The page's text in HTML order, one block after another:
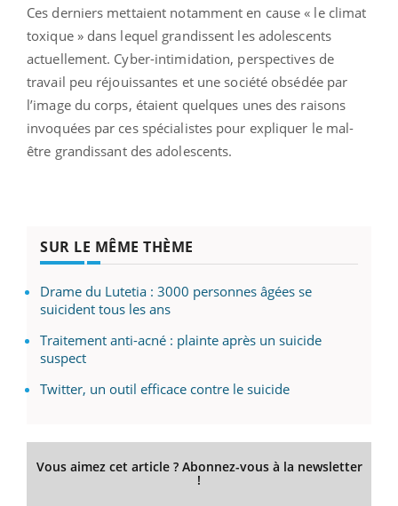
Ces derniers mettaient notamment en cause « le climat
toxique » dans lequel grandissent les adolescents
actuellement. Cyber-intimidation, perspectives de
travail peu réjouissantes et une société obsédée par
l’image du corps, étaient quelques unes des raisons
invoquées par ces spécialistes pour expliquer le mal-
être grandissant des adolescents.
SUR LE MÊME THÈME
Drame du Lutetia : 3000 personnes âgées se
suicident tous les ans
Traitement anti-acné : plainte après un suicide
suspect
Twitter, un outil efficace contre le suicide
Vous aimez cet article ? Abonnez-vous à la newsletter
!